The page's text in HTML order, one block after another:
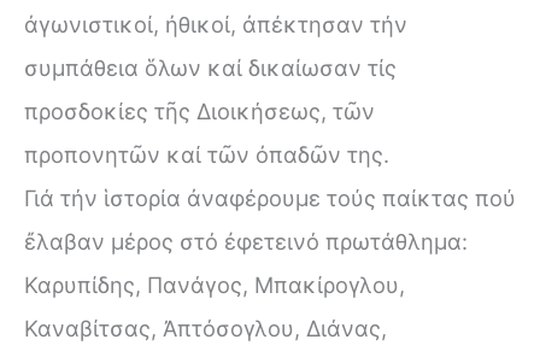
ἀγωνιστικοί, ἠθικοί, ἀπέκτησαν τήν
συμπάθεια ὅλων καί δικαίωσαν τίς
προσδοκίες τῆς Διοικήσεως, τῶν
προπονητῶν καί τῶν ὀπαδῶν της.
Γιά τήν ἱστορία ἀναφέρουμε τούς παίκτας πού
ἔλαβαν μέρος στό ἐφετεινό πρωτάθλημα:
Καρυπίδης, Πανάγος, Μπακίρογλου,
Καναβίτσας, Ἀπτόσογλου, Διάνας,